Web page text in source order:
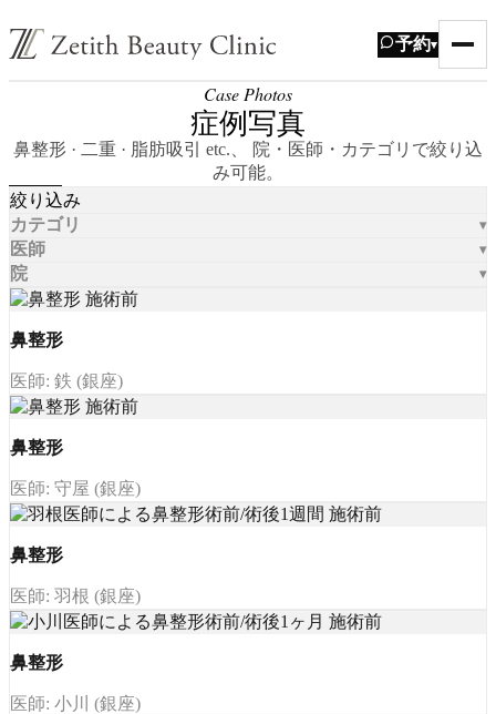
予約▾
Case Photos
症例写真
鼻整形 · 二重 · 脂肪吸引 etc.、 院・医師・カテゴリで絞り込
み可能。
絞り込み
カテゴリ
医師
院
鼻整形
医師: 鉄 (銀座)
鼻整形
医師: 守屋 (銀座)
鼻整形
医師: 羽根 (銀座)
鼻整形
医師: 小川 (銀座)